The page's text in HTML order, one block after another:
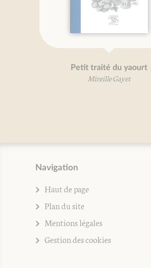
Petit traité du yaourt
Navigation
Haut de page
Plan du site
Mentions légales
Gestion des cookies